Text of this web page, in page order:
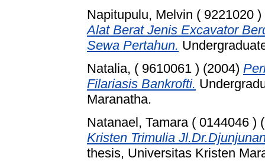
Napitupulu, Melvin ( 9221020 )
Alat Berat Jenis Excavator
Sewa Pertahun.
Natalia, ( 9610061 ) (2004)
Filariasis Bankrofti.
Maranatha.
Natanael, Tamara ( 0144046 )
Kristen Trimulia
thesis, Universitas Kristen